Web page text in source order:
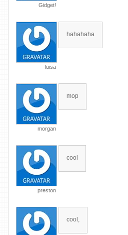
Gidget!
luisa
hahahaha
morgan
mop
preston
cool
cool,